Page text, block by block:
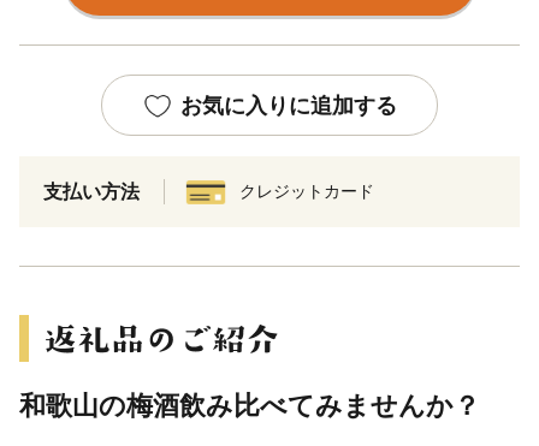
お気に入りに追加する
支払い方法 クレジットカード
和歌山の梅酒飲み比べてみませんか？